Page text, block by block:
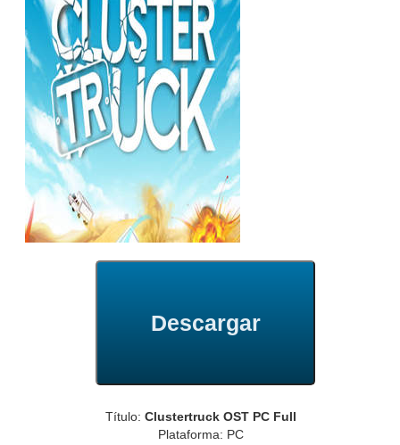
Descargar
Título:Clustertruck OST PC Full
Plataforma: PC